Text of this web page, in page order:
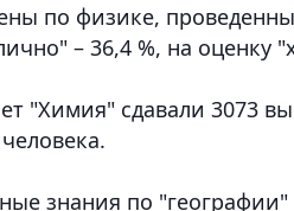
по физике,
– 36,4 %, на оценку
"Химия" сдавали 3073
знания по